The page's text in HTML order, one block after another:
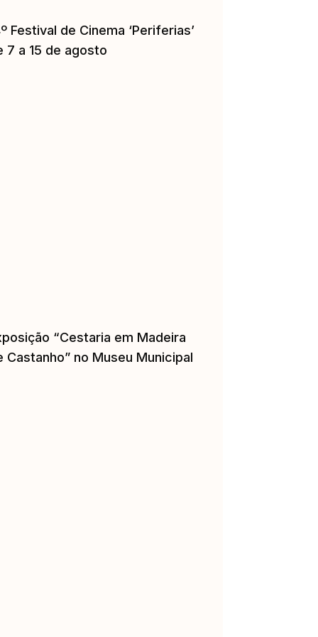
Festival de Cinema ‘Periferias’
7 a 15 de agosto
“Cestaria em Madeira
Castanho” no Museu Municipal